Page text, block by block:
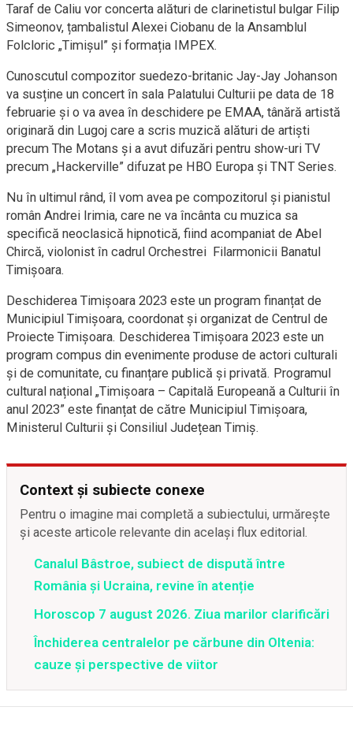
Taraf de Caliu vor concerta alături de clarinetistul bulgar Filip
Simeonov, țambalistul Alexei Ciobanu de la Ansamblul
Folcloric „Timișul” și formația IMPEX.
Cunoscutul compozitor suedezo-britanic Jay-Jay Johanson
va susține un concert în sala Palatului Culturii pe data de 18
februarie și o va avea în deschidere pe EMAA, tânără artistă
originară din Lugoj care a scris muzică alături de artiști
precum The Motans și a avut difuzări pentru show-uri TV
precum „Hackerville” difuzat pe HBO Europa și TNT Series.
Nu în ultimul rând, îl vom avea pe compozitorul și pianistul
român Andrei Irimia, care ne va încânta cu muzica sa
specifică neoclasică hipnotică, fiind acompaniat de Abel
Chircă, violonist în cadrul Orchestrei Filarmonicii Banatul
Timișoara.
Deschiderea Timișoara 2023 este un program finanțat de
Municipiul Timișoara, coordonat și organizat de Centrul de
Proiecte Timișoara. Deschiderea Timișoara 2023 este un
program compus din evenimente produse de actori culturali
și de comunitate, cu finanțare publică și privată. Programul
cultural național „Timișoara – Capitală Europeană a Culturii în
anul 2023” este finanțat de către Municipiul Timișoara,
Ministerul Culturii și Consiliul Județean Timiș.
Context și subiecte conexe
Pentru o imagine mai completă a subiectului, urmărește
și aceste articole relevante din același flux editorial.
Canalul Bâstroe, subiect de dispută între
România și Ucraina, revine în atenție
Horoscop 7 august 2026. Ziua marilor clarificări
Închiderea centralelor pe cărbune din Oltenia:
cauze și perspective de viitor